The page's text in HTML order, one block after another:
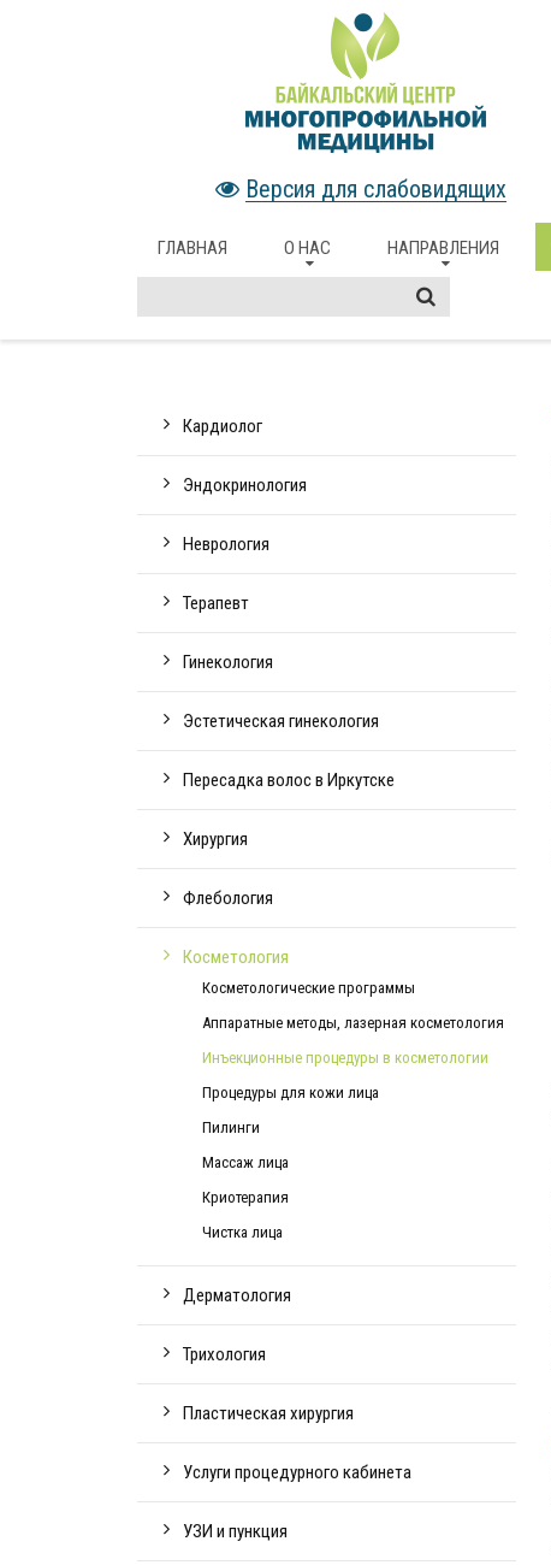
Версия для слабовидящих
ГЛАВНАЯ О НАС НАПРАВЛЕНИЯ
Кардиолог
Эндокринология
Неврология
Терапевт
Гинекология
Эстетическая гинекология
Пересадка волос в Иркутске
Хирургия
Флебология
Косметология
Косметологические программы
Аппаратные методы, лазерная косметология
Инъекционные процедуры в косметологии
Процедуры для кожи лица
Пилинги
Массаж лица
Криотерапия
Чистка лица
Дерматология
Трихология
Пластическая хирургия
Услуги процедурного кабинета
УЗИ и пункция